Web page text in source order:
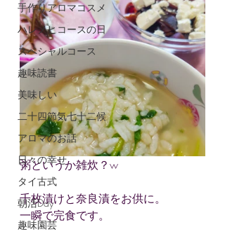
手作りアロマコスメ
ハレノヒコースの日
スペシャルコース
趣味読書
美味しい
二十四節気七十二候
アロマのお話
日々の幸せ
タイ古式
朝活Day
趣味園芸
粥というか雑炊？w
千枚漬けと奈良漬をお供に。
一瞬で完食です。